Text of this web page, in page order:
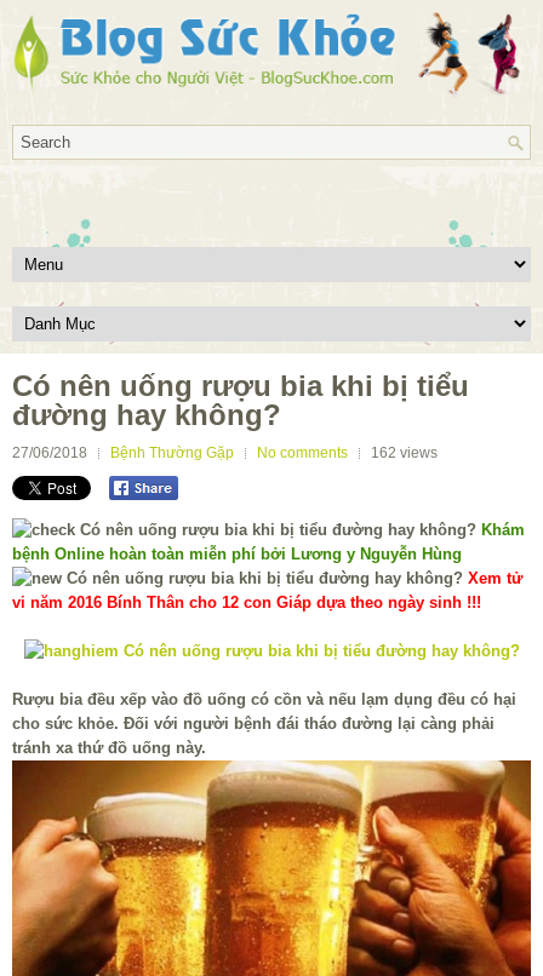
Có nên uống rượu bia khi bị tiểu
đường hay không?
27/06/2018 Bệnh Thường Gặp No comments 162 views
Khám
bệnh Online hoàn toàn miễn phí bởi Lương y Nguyễn Hùng
Xem tử
vi năm 2016 Bính Thân cho 12 con Giáp dựa theo ngày sinh !!!
Rượu bia đều xếp vào đồ uống có cồn và nếu lạm dụng đều có hại
cho sức khỏe. Đối với người bệnh đái tháo đường lại càng phải
tránh xa thứ đồ uống này.